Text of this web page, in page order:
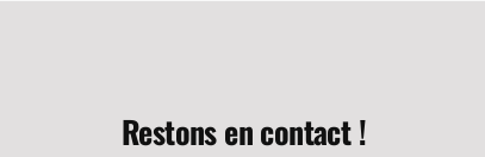
Restons en contact !